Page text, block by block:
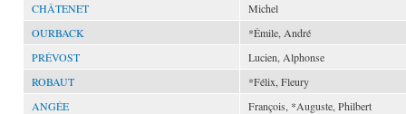
CHÂTENET
Michel
OURBACK
*Émile, André
PRÉVOST
Lucien, Alphonse
ROBAUT
*Félix, Fleury
ANGÉE
François, *Auguste, Philbert